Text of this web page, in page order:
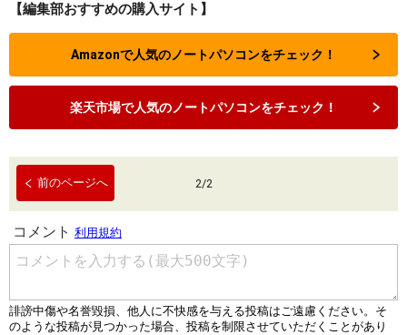
【編集部おすすめの購入サイト】
Amazonで人気のノートパソコンをチェック！
楽天市場で人気のノートパソコンをチェック！
前のページへ 2/2